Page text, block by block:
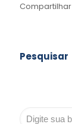
Compartilhar
Pesquisar
Pesquisar